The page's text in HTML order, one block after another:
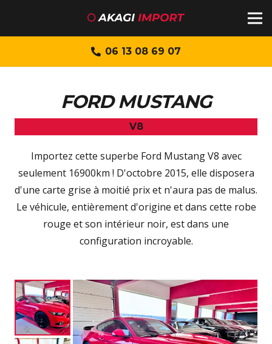
06 13 08 69 07
FORD MUSTANG
V8
Importez cette superbe Ford Mustang V8 avec
seulement 16900km ! D'octobre 2015, elle disposera
d'une carte grise à moitié prix et n'aura pas de malus.
Le véhicule, entièrement d'origine et dans cette robe
rouge et son intérieur noir, est dans une
configuration incroyable.